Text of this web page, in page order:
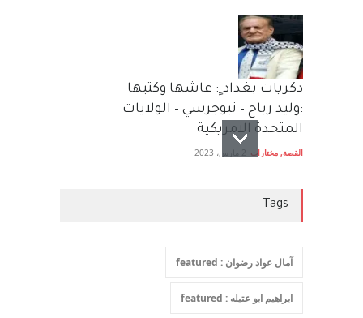
دكريات بغداد ٍ: عاشها وكتبها
:وليد رباح – نيوجرسي – الولايات
المتحدة الامريكية
القصة, مختارات
بعد معارك قضائية طاحنة كتب
الشيخ طارق يوسف يقهر
Tags
آمال عواد رضوان : featured
ابراهيم ابو عتيله : featured